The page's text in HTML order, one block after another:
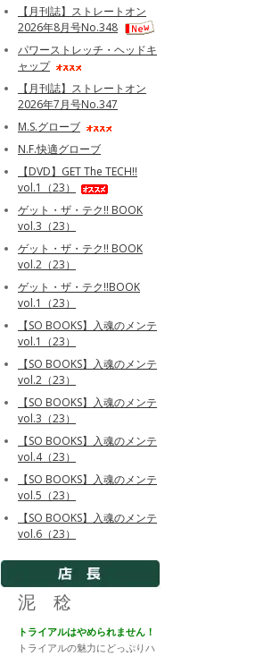
【月刊誌】ストレートオン
2026年8月号No.348
パワーストレッチ・ヘッドキ
ャップ
【月刊誌】ストレートオン
2026年7月号No.347
M.S.グローブ
N.F.快適グローブ
【DVD】GET The TECH!!
vol.1（23）
ゲット・ザ・テク!! BOOK
vol.3（23）
ゲット・ザ・テク!! BOOK
vol.2（23）
ゲット・ザ・テク!!BOOK
vol.1（23）
【SO BOOKS】入魂のメンテ
vol.1（23）
【SO BOOKS】入魂のメンテ
vol.2（23）
【SO BOOKS】入魂のメンテ
vol.3（23）
【SO BOOKS】入魂のメンテ
vol.4（23）
【SO BOOKS】入魂のメンテ
vol.5（23）
【SO BOOKS】入魂のメンテ
vol.6（23）
泥 稔
トライアルはやめられません！
トライアルの魅力にどっぷりハ